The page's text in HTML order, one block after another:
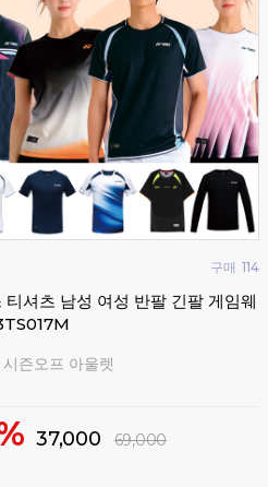
구매19
남성 여성 반팔 티셔츠 반바지 배드
게임웨어
상 아펙스 티셔츠, 반바지
24,800 29,800